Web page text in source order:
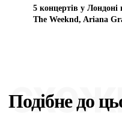
5 концертів у Лондоні
The Weeknd, Ariana
Подібне до